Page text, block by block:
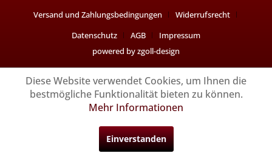
Versand und Zahlungsbedingungen
Widerrufsrecht
Datenschutz
AGB
Impressum
powered by zgoll-design
Diese Website verwendet Cookies, um Ihnen die
bestmögliche Funktionalität bieten zu können.
Mehr Informationen
Einverstanden